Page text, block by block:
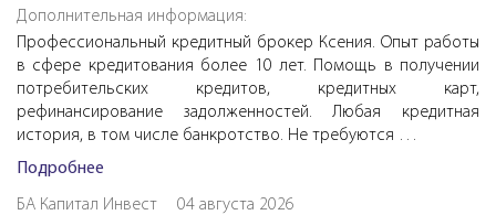
Дополнительная информация:
Профессиональный кредитный брокер Ксения. Опыт работы
в сфере кредитования более 10 лет. Помощь в получении
потребительских кредитов, кредитных карт,
рефинансирование задолженностей. Любая кредитная
история, в том числе банкротство. Не требуются …
Подробнее
БА Капитал Инвест 04 августа 2026